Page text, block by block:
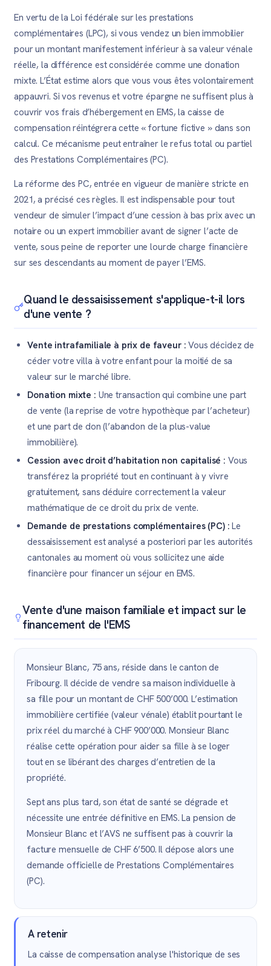
En vertu de la Loi fédérale sur les prestations
complémentaires (LPC), si vous vendez un bien immobilier
pour un montant manifestement inférieur à sa valeur vénale
réelle, la différence est considérée comme une donation
mixte. L’État estime alors que vous vous êtes volontairement
appauvri. Si vos revenus et votre épargne ne suffisent plus à
couvrir vos frais d’hébergement en EMS, la caisse de
compensation réintégrera cette « fortune fictive » dans son
calcul. Ce mécanisme peut entraîner le refus total ou partiel
des Prestations Complémentaires (PC).
La réforme des PC, entrée en vigueur de manière stricte en
2021, a précisé ces règles. Il est indispensable pour tout
vendeur de simuler l’impact d’une cession à bas prix avec un
notaire ou un expert immobilier avant de signer l’acte de
vente, sous peine de reporter une lourde charge financière
sur ses descendants au moment de payer l’EMS.
Quand le dessaisissement s'applique-t-il lors
d'une vente ?
Vente intrafamiliale à prix de faveur : Vous décidez de
céder votre villa à votre enfant pour la moitié de sa
valeur sur le marché libre.
Donation mixte : Une transaction qui combine une part
de vente (la reprise de votre hypothèque par l’acheteur)
et une part de don (l’abandon de la plus-value
immobilière).
Cession avec droit d’habitation non capitalisé : Vous
transférez la propriété tout en continuant à y vivre
gratuitement, sans déduire correctement la valeur
mathématique de ce droit du prix de vente.
Demande de prestations complémentaires (PC) : Le
dessaisissement est analysé a posteriori par les autorités
cantonales au moment où vous sollicitez une aide
financière pour financer un séjour en EMS.
Vente d'une maison familiale et impact sur le
financement de l'EMS
Monsieur Blanc, 75 ans, réside dans le canton de
Fribourg. Il décide de vendre sa maison individuelle à
sa fille pour un montant de CHF 500’000. L’estimation
immobilière certifiée (valeur vénale) établit pourtant le
prix réel du marché à CHF 900’000. Monsieur Blanc
réalise cette opération pour aider sa fille à se loger
tout en se libérant des charges d’entretien de la
propriété.
Sept ans plus tard, son état de santé se dégrade et
nécessite une entrée définitive en EMS. La pension de
Monsieur Blanc et l’AVS ne suffisent pas à couvrir la
facture mensuelle de CHF 6’500. Il dépose alors une
demande officielle de Prestations Complémentaires
(PC).
A retenir
La caisse de compensation analyse l'historique de ses